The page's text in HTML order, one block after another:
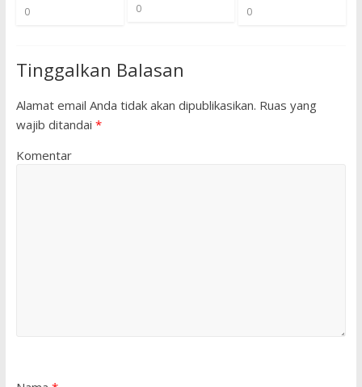
0
0
0
Tinggalkan Balasan
Alamat email Anda tidak akan dipublikasikan. Ruas yang
wajib ditandai *
Komentar